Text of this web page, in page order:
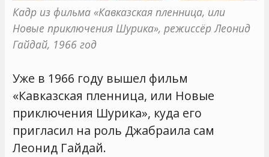
Кадр из фильма «Кавказская пленница, или
Новые приключения Шурика», режиссёр Леонид
Гайдай, 1966 год
Уже в 1966 году вышел фильм
«Кавказская пленница, или Новые
приключения Шурика», куда его
пригласил на роль Джабраила сам
Леонид Гайдай.